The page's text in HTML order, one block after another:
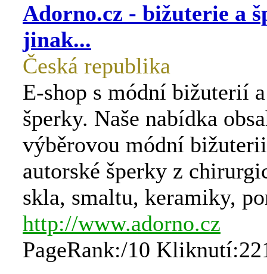
Adorno.cz - bižuterie a
jinak...
Česká republika
E-shop s módní bižuterií
šperky. Naše nabídka
výběrovou módní
autorské šperky z
skla, smaltu, keramiky,
http://www.adorno.cz
PageRank:/10